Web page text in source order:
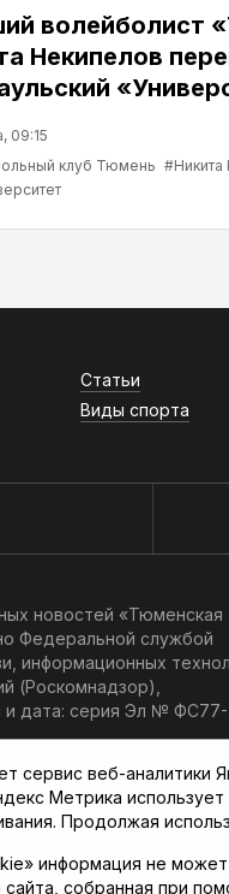
волейболист
Некипелов
09:15
клуб Тюмень #Никита
Статьи
Виды спорта
новостей «Тюменская
Федеральной службой
информационных
(Роскомнадзор),
и дата: серия Эл № ФС77-
В. В.
ссылка
сервис веб-аналитики
Метрика
Продолжая
информация не
сайта, собранная при